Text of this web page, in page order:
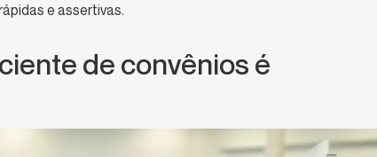
e assertivas.
de convênios é